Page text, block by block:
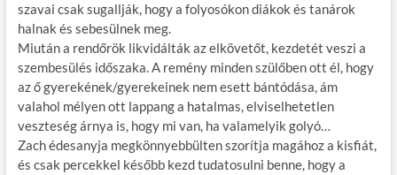
szavai csak sugallják, hogy a folyosókon diákok és tanárok
halnak és sebesülnek meg.
Miután a rendőrök likvidálták az elkövetőt, kezdetét veszi a
szembesülés időszaka. A remény minden szülőben ott él, hogy
az ő gyerekének/gyerekeinek nem esett bántódása, ám
valahol mélyen ott lappang a hatalmas, elviselhetetlen
veszteség árnya is, hogy mi van, ha valamelyik golyó…
Zach édesanyja megkönnyebbülten szorítja magához a kisfiát,
és csak percekkel később kezd tudatosulni benne, hogy a